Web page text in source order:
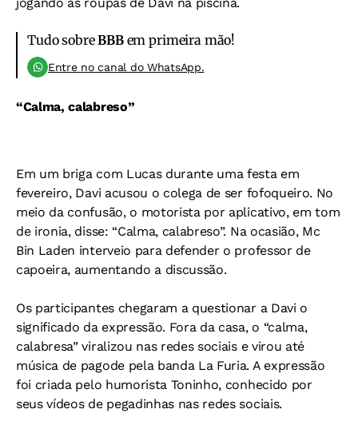
Tudo sobreBBBem primeira mão!
Entre no canal do WhatsApp.
“Calma, calabreso”
Em um briga com Lucas durante uma festa em
fevereiro, Davi acusou o colega de ser fofoqueiro. No
meio da confusão, o motorista por aplicativo, em tom
de ironia, disse: “Calma, calabreso”. Na ocasião, Mc
Bin Laden interveio para defender o professor de
capoeira, aumentando a discussão.
Os participantes chegaram a questionar a Davi o
significado da expressão. Fora da casa, o “calma,
calabresa” viralizou nas redes sociais e virou até
música de pagode pela banda La Furia. A expressão
foi criada pelo humorista Toninho, conhecido por
seus vídeos de pegadinhas nas redes sociais.